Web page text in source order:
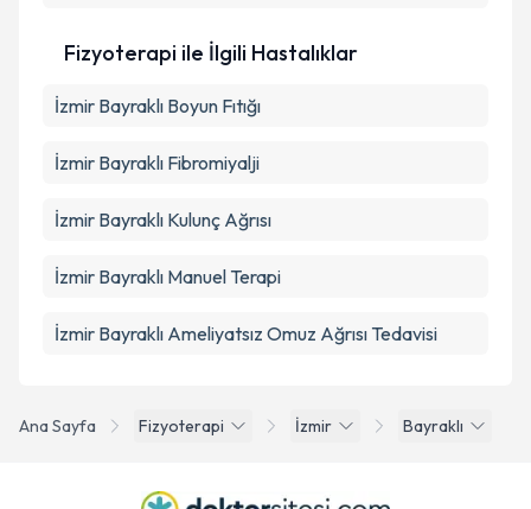
Ana Sayfa Fizyoterapi İzmir Bayraklı
Fizyoterapi ile İlgili Hastalıklar
İzmir Bayraklı Boyun Fıtığı
İzmir Bayraklı Fibromiyalji
İzmir Bayraklı Kulunç Ağrısı
İzmir Bayraklı Manuel Terapi
İzmir Bayraklı Ameliyatsız Omuz Ağrısı Tedavisi